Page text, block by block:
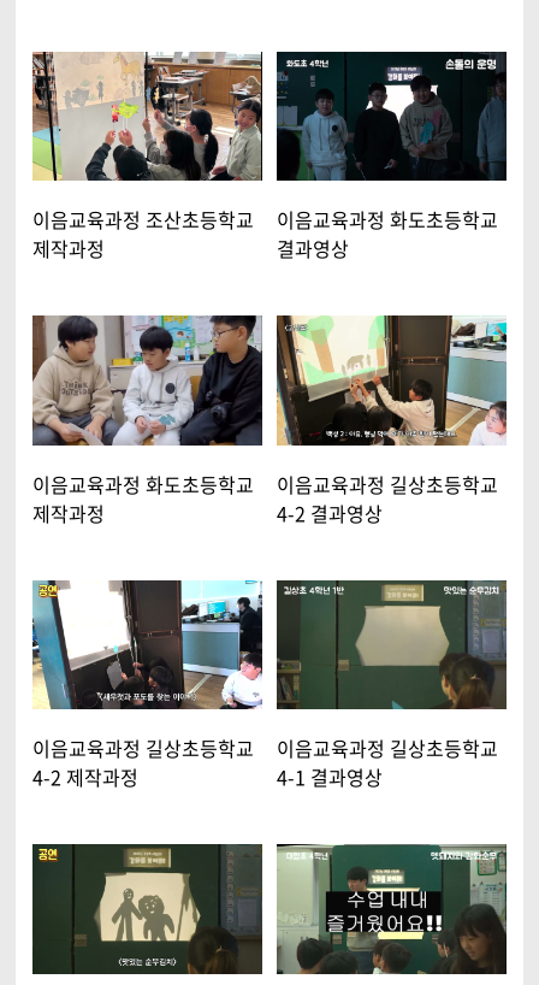
이음교육과정 조산초등학교
제작과정
이음교육과정 화도초등학교
결과영상
이음교육과정 화도초등학교
제작과정
이음교육과정 길상초등학교
4-2 결과영상
이음교육과정 길상초등학교
4-2 제작과정
이음교육과정 길상초등학교
4-1 결과영상